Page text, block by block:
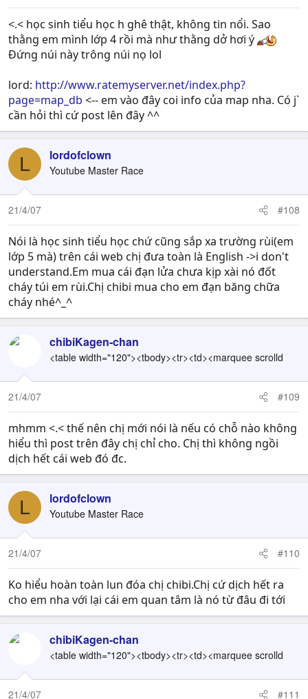
<.< học sinh tiểu học h ghê thật, không tin nổi. Sao
thằng em mình lớp 4 rồi mà như thằng dở hơi ý
Đứng núi này trông núi nọ lol
lord: http://www.ratemyserver.net/index.php?
page=map_db <-- em vào đây coi info của map nha. Có j`
cần hỏi thì cứ post lên đây ^^
L lordofclown
Youtube Master Race
21/4/07 #108
Nói là học sinh tiểu học chứ cũng sắp xa trường rùi(em
lớp 5 mà) trên cái web chị đưa toàn là English ->i don't
understand.Em mua cái đạn lửa chưa kịp xài nó đốt
cháy túi em rùi.Chị chibi mua cho em đạn băng chữa
cháy nhé^_^
chibiKagen-chan
<table width="120"><tbody><tr><td><marquee scrolld
21/4/07 #109
mhmm <.< thế nên chị mới nói là nếu có chỗ nào không
hiểu thì post trên đây chị chỉ cho. Chị thì không ngồi
dịch hết cái web đó đc.
L lordofclown
Youtube Master Race
21/4/07 #110
Ko hiểu hoàn toàn lun đóa chị chibi.Chị cứ dịch hết ra
cho em nha với lại cái em quan tâm là nó từ đâu đi tới
chibiKagen-chan
<table width="120"><tbody><tr><td><marquee scrolld
21/4/07 #111